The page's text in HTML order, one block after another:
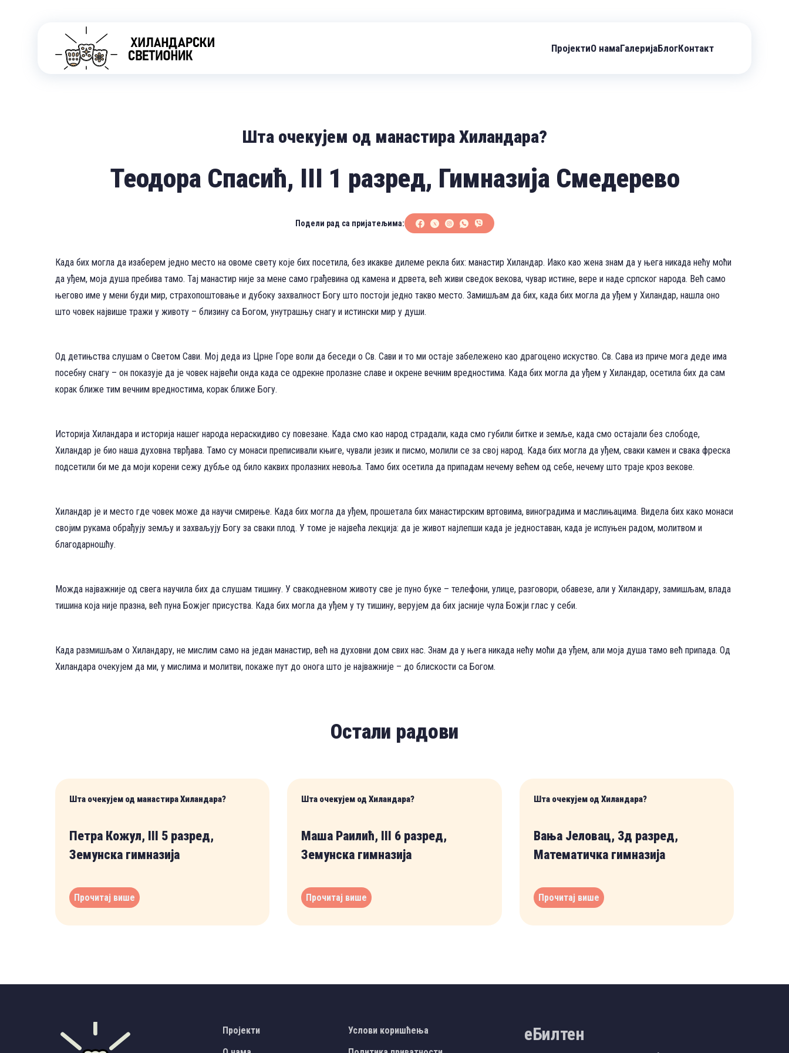
ПројектиО намаГалеријаБлогКонтакт
Шта очекујем од манастира Хиландара?
Теодора Спасић, III 1 разред, Гимназија Смедерево
Подели рад са пријатељима:
Када бих могла да изаберем једно место на овоме свету које бих посетила, без икакве дилеме рекла бих: манастир Хиландар. Иако као жена знам да у њега никада нећу моћи
да уђем, моја душа пребива тамо. Тај манастир није за мене само грађевина од камена и дрвета, већ живи сведок векова, чувар истине, вере и наде српског народа. Већ само
његово име у мени буди мир, страхопоштовање и дубоку захвалност Богу што постоји једно такво место. Замишљам да бих, када бих могла да уђем у Хиландар, нашла оно
што човек највише тражи у животу – близину са Богом, унутрашњу снагу и истински мир у души.
Од детињства слушам о Светом Сави. Мој деда из Црне Горе воли да беседи о Св. Сави и то ми остаје забележено као драгоцено искуство. Св. Сава из приче мога деде има
посебну снагу – он показује да је човек највећи онда када се одрекне пролазне славе и окрене вечним вредностима. Када бих могла да уђем у Хиландар, осетила бих да сам
корак ближе тим вечним вредностима, корак ближе Богу.
Историја Хиландара и историја нашег народа нераскидиво су повезане. Када смо као народ страдали, када смо губили битке и земље, када смо остајали без слободе,
Хиландар је био наша духовна тврђава. Тамо су монаси преписивали књиге, чували језик и писмо, молили се за свој народ. Када бих могла да уђем, сваки камен и свака фреска
подсетили би ме да моји корени сежу дубље од било каквих пролазних невоља. Тамо бих осетила да припадам нечему већем од себе, нечему што траје кроз векове.
Хиландар је и место где човек може да научи смирење. Када бих могла да уђем, прошетала бих манастирским вртовима, виноградима и маслињацима. Видела бих како монаси
својим рукама обрађују земљу и захваљују Богу за сваки плод. У томе је највећа лекција: да је живот најлепши када је једноставан, када је испуњен радом, молитвом и
благодарношћу.
Можда најважније од свега научила бих да слушам тишину. У свакодневном животу све је пуно буке – телефони, улице, разговори, обавезе, али у Хиландару, замишљам, влада
тишина која није празна, већ пуна Божјег присуства. Када бих могла да уђем у ту тишину, верујем да бих јасније чула Божји глас у себи.
Када размишљам о Хиландару, не мислим само на један манастир, већ на духовни дом свих нас. Знам да у њега никада нећу моћи да уђем, али моја душа тамо већ припада. Од
Хиландара очекујем да ми, у мислима и молитви, покаже пут до онога што је најважније – до блискости са Богом.
Остали радови
Шта очекујем од манастира Хиландара?
Петра Кожул, III 5 разред,
Земунска гимназија
Прочитај више
Шта очекујем од Хиландара?
Маша Раилић, III 6 разред,
Земунска гимназија
Прочитај више
Шта очекујем од Хиландара?
Вања Јеловац, 3д разред,
Математичка гимназија
Прочитај више
Пројекти
Услови коришћења
еБилтен